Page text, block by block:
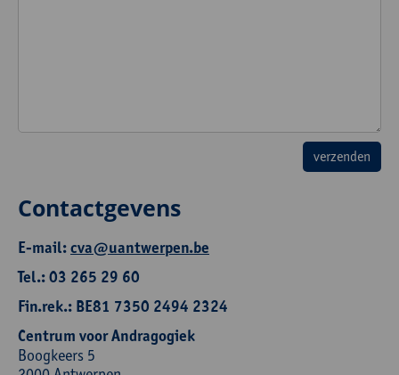
Contactgevens
E-mail:cva@uantwerpen.be
Tel.: 03 265 29 60
Fin.rek.: BE81 7350 2494 2324
Centrum voor Andragogiek
Boogkeers 5